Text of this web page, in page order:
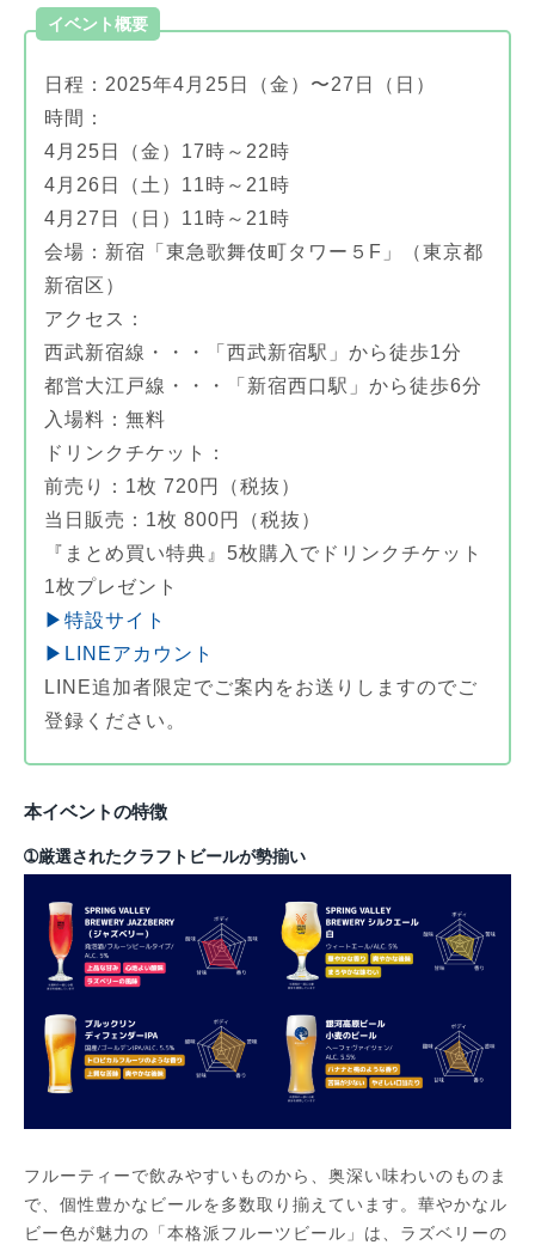
イベント概要
日程：2025年4月25日（金）〜27日（日）
時間：
4月25日（金）17時～22時
4月26日（土）11時～21時
4月27日（日）11時～21時
会場：新宿「東急歌舞伎町タワー５F」（東京都
新宿区）
アクセス：
西武新宿線・・・「西武新宿駅」から徒歩1分
都営大江戸線・・・「新宿西口駅」から徒歩6分
入場料：無料
ドリンクチケット：
前売り：1枚 720円（税抜）
当日販売：1枚 800円（税抜）
『まとめ買い特典』5枚購入でドリンクチケット
1枚プレゼント
▶特設サイト
▶LINEアカウント
LINE追加者限定でご案内をお送りしますのでご
登録ください。
本イベントの特徴
➀厳選されたクラフトビールが勢揃い
フルーティーで飲みやすいものから、奥深い味わいのものま
で、個性豊かなビールを多数取り揃えています。華やかなル
ビー色が魅力の「本格派フルーツビール」は、ラズベリーの